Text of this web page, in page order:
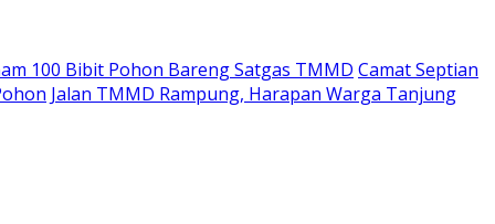
100 Bibit Pohon Bareng Satgas TMMD Camat Septian
Jalan TMMD Rampung, Harapan Warga Tanjung